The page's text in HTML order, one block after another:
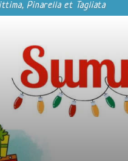
Pinarella et Tagliata